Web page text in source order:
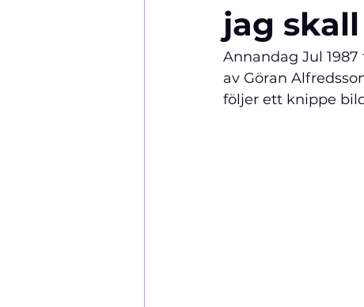
jag
Annandag Jul
av Göran
följer ett knippe